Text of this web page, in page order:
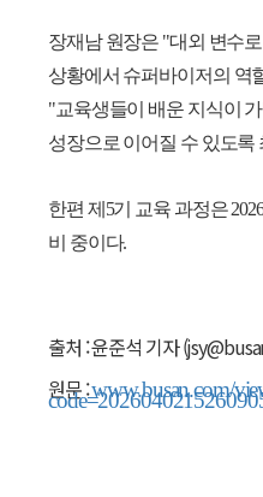
장재남 원장은 "대외 변수
상황에서 슈퍼바이저의 역
"교육생들이 배운 지식이
성장으로 이어질 수 있도
한편 제5기 교육 과정은
비 중이다.
출처 : 윤준석 기자
원문 :www.busan.com/